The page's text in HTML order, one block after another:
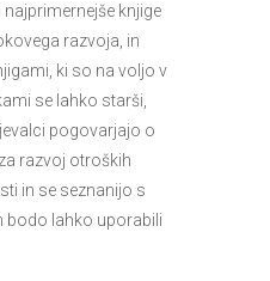
knjige
razvoja, in
ki so na voljo v
se lahko starši,
pogovarjajo o
razvoj otroških
in se seznanijo s
bodo lahko uporabili